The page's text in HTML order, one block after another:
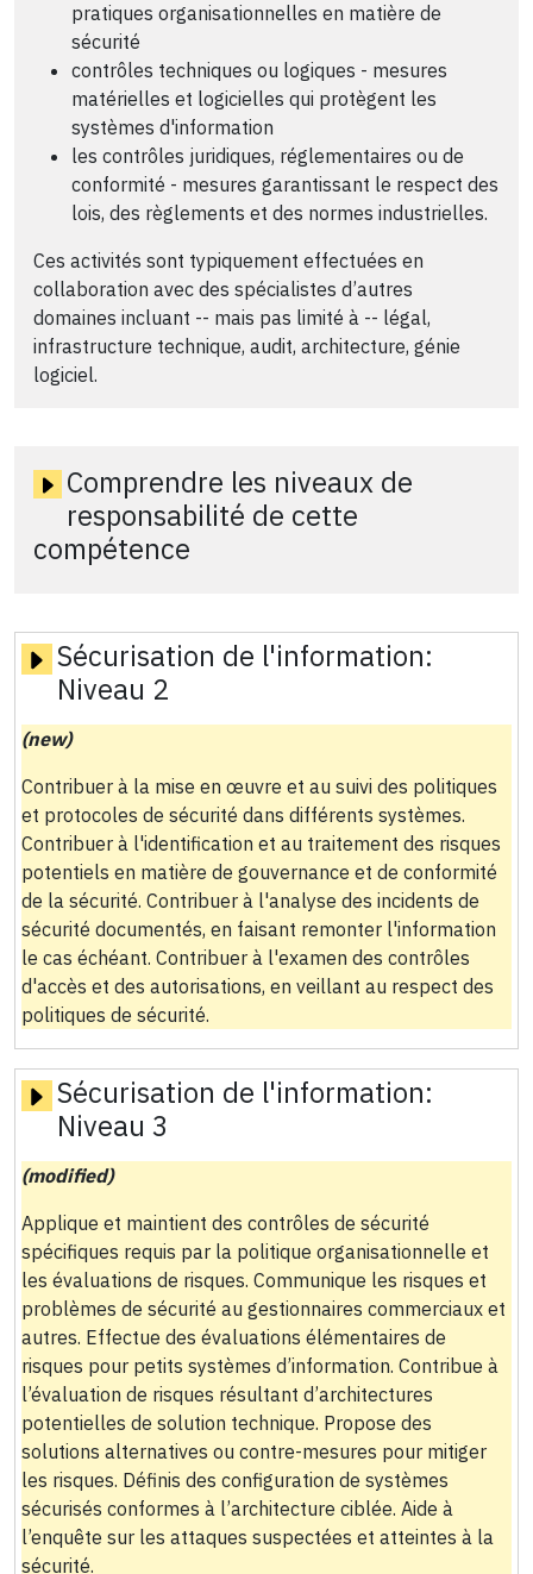
pratiques organisationnelles en matière de
sécurité
contrôles techniques ou logiques - mesures
matérielles et logicielles qui protègent les
systèmes d'information
les contrôles juridiques, réglementaires ou de
conformité - mesures garantissant le respect des
lois, des règlements et des normes industrielles.
Ces activités sont typiquement effectuées en
collaboration avec des spécialistes d’autres
domaines incluant -- mais pas limité à -- légal,
infrastructure technique, audit, architecture, génie
logiciel.
Comprendre les niveaux de
responsabilité de cette
compétence
Sécurisation de l'information:
Niveau 2
(new)
Contribuer à la mise en œuvre et au suivi des politiques
et protocoles de sécurité dans différents systèmes.
Contribuer à l'identification et au traitement des risques
potentiels en matière de gouvernance et de conformité
de la sécurité. Contribuer à l'analyse des incidents de
sécurité documentés, en faisant remonter l'information
le cas échéant. Contribuer à l'examen des contrôles
d'accès et des autorisations, en veillant au respect des
politiques de sécurité.
Sécurisation de l'information:
Niveau 3
(modified)
Applique et maintient des contrôles de sécurité
spécifiques requis par la politique organisationnelle et
les évaluations de risques. Communique les risques et
problèmes de sécurité au gestionnaires commerciaux et
autres. Effectue des évaluations élémentaires de
risques pour petits systèmes d’information. Contribue à
l’évaluation de risques résultant d’architectures
potentielles de solution technique. Propose des
solutions alternatives ou contre-mesures pour mitiger
les risques. Définis des configuration de systèmes
sécurisés conformes à l’architecture ciblée. Aide à
l’enquête sur les attaques suspectées et atteintes à la
sécurité.